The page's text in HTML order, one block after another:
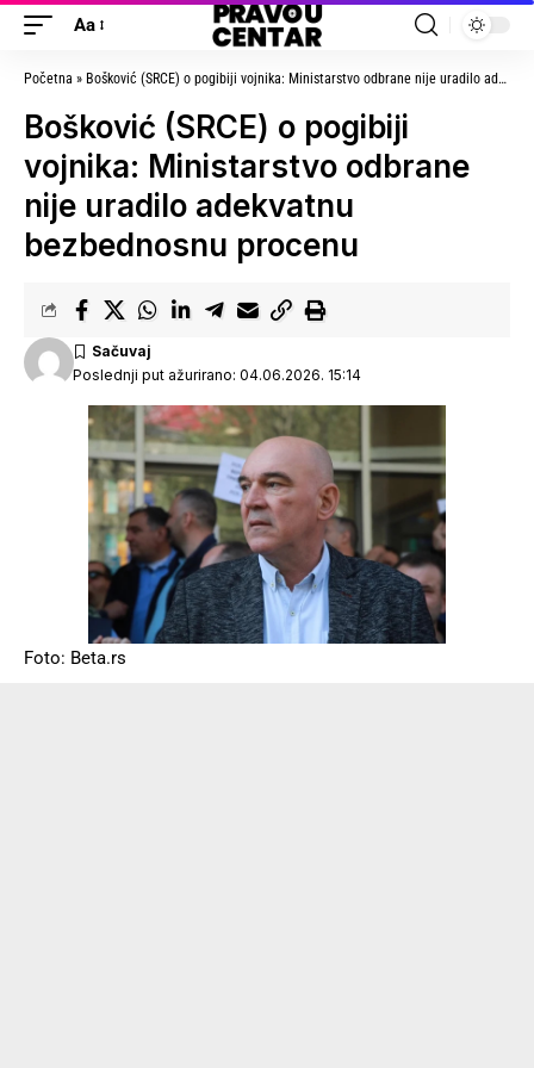
Aa
Početna » Bošković (SRCE) o pogibiji vojnika: Ministarstvo odbrane nije uradilo adekvatnu bezbednosnu procenu
Bošković (SRCE) o pogibiji
vojnika: Ministarstvo odbrane
nije uradilo adekvatnu
bezbednosnu procenu
Poslednji put ažurirano: 04.06.2026. 15:14
Foto: Beta.rs